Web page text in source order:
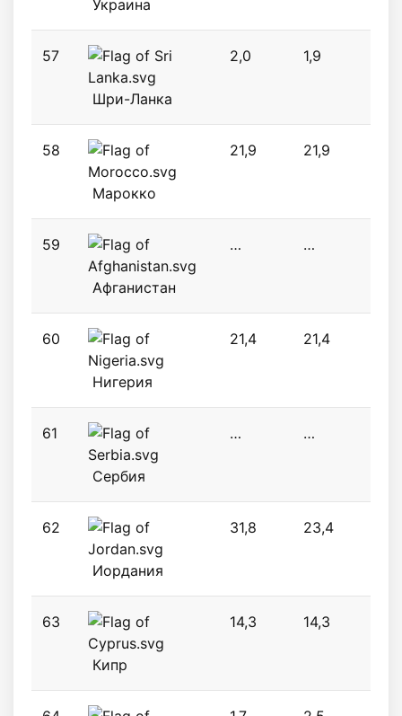
Украина
57
Шри-Ланка
2,0 1,9
58
Марокко
21,9 21,9
59
Афганистан
… …
60
Нигерия
21,4 21,4
61
Сербия
… …
62
Иордания
31,8 23,4
63
Кипр
14,3 14,3